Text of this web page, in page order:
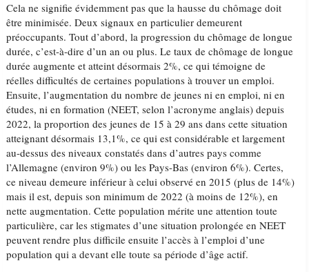
Cela ne signifie évidemment pas que la hausse du chômage doit
être minimisée. Deux signaux en particulier demeurent
préoccupants. Tout d’abord, la progression du chômage de longue
durée, c’est-à-dire d’un an ou plus. Le taux de chômage de longue
durée augmente et atteint désormais 2%, ce qui témoigne de
réelles difficultés de certaines populations à trouver un emploi.
Ensuite, l’augmentation du nombre de jeunes ni en emploi, ni en
études, ni en formation (NEET, selon l’acronyme anglais) depuis
2022, la proportion des jeunes de 15 à 29 ans dans cette situation
atteignant désormais 13,1%, ce qui est considérable et largement
au-dessus des niveaux constatés dans d’autres pays comme
l’Allemagne (environ 9%) ou les Pays-Bas (environ 6%). Certes,
ce niveau demeure inférieur à celui observé en 2015 (plus de 14%)
mais il est, depuis son minimum de 2022 (à moins de 12%), en
nette augmentation. Cette population mérite une attention toute
particulière, car les stigmates d’une situation prolongée en NEET
peuvent rendre plus difficile ensuite l’accès à l’emploi d’une
population qui a devant elle toute sa période d’âge actif.